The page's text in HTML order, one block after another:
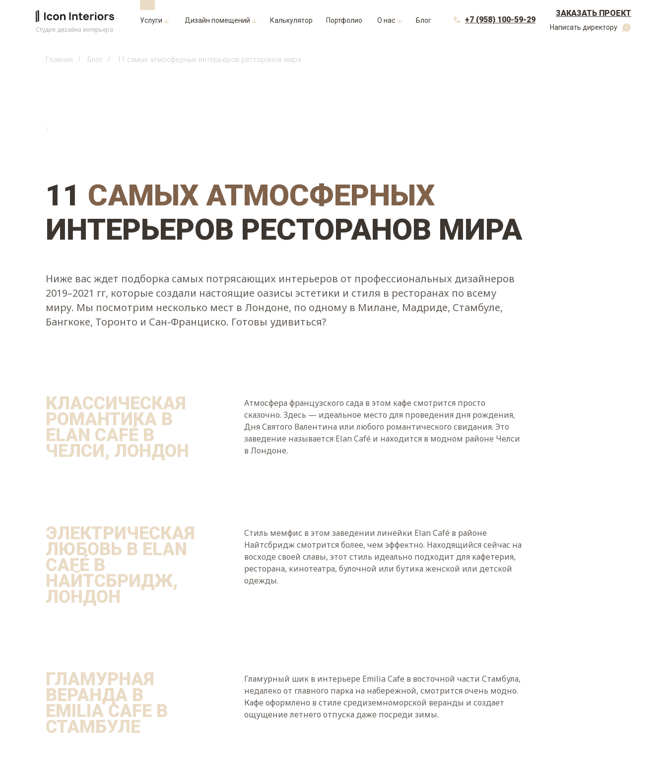
+7 (958) 100-59-29
ЗАКАЗАТЬ ПРОЕКТ
Студия дизайна интерьера
Блог
Написать директору
О нас
Портфолио
Дизайн помещений Калькулятор
Услуги
Главная / Блог / 11 самых атмосферных интерьеров ресторанов мира
↓
11 САМЫХ АТМОСФЕРНЫХ
ИНТЕРЬЕРОВ РЕСТОРАНОВ МИРА
Ниже вас ждет подборка самых потрясающих интерьеров от профессиональных дизайнеров
2019–2021 гг, которые создали настоящие оазисы эстетики и стиля в ресторанах по всему
миру. Мы посмотрим несколько мест в Лондоне, по одному в Милане, Мадриде, Стамбуле,
Бангкоке, Торонто и Сан-Франциско. Готовы удивиться?
КЛАССИЧЕСКАЯ
РОМАНТИКА В
ELAN CAFÉ В
ЧЕЛСИ, ЛОНДОН
Атмосфера французского сада в этом кафе смотрится просто
сказочно. Здесь — идеальное место для проведения дня рождения,
Дня Святого Валентина или любого романтического свидания. Это
заведение называется Elan Café и находится в модном районе Челси
в Лондоне.
ЭЛЕКТРИЧЕСКАЯ
ЛЮБОВЬ В ELAN
CAFÉ В
НАЙТСБРИДЖ,
ЛОНДОН
Стиль мемфис в этом заведении линейки Elan Café в районе
Найтсбридж смотрится более, чем эффектно. Находящийся сейчас на
восходе своей славы, этот стиль идеально подходит для кафетерия,
ресторана, кинотеатра, булочной или бутика женской или детской
одежды.
ГЛАМУРНАЯ
ВЕРАНДА В
EMILIA CAFE В
СТАМБУЛЕ
Гламурный шик в интерьере Emilia Cafe в восточной части Стамбула,
недалеко от главного парка на набережной, смотрится очень модно.
Кафе оформлено в стиле средиземноморской веранды и создает
ощущение летнего отпуска даже посреди зимы.